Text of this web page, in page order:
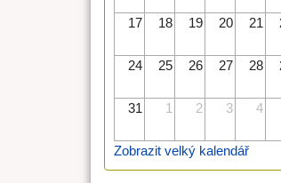
17 18 19 20 21
24 25 26 27 28
31 1 2 3 4
Zobrazit velký kalendář